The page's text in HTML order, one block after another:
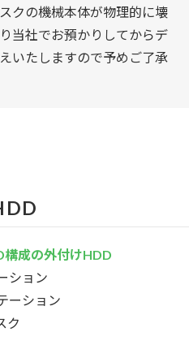
クの機械本体が物理的に壊
当社でお預かりしてからデ
いたしますので予めご了承
構成の外付けHDD
ション
ーション
ク